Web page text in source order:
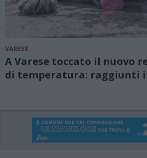
VARESE
A Varese toccato il nuovo
di temperatura: raggiunti i